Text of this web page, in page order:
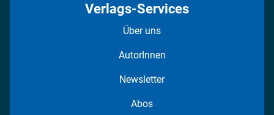
Verlags-Services
Über uns
AutorInnen
Newsletter
Abos